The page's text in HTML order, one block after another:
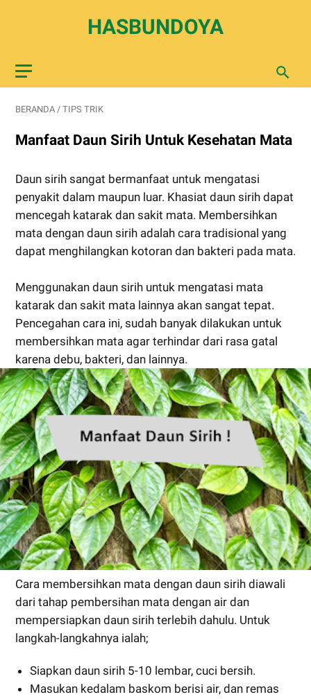
HASBUNDOYA
BERANDA / TIPS TRIK
Manfaat Daun Sirih Untuk Kesehatan Mata
Daun sirih sangat bermanfaat untuk mengatasi
penyakit dalam maupun luar. Khasiat daun sirih dapat
mencegah katarak dan sakit mata. Membersihkan
mata dengan daun sirih adalah cara tradisional yang
dapat menghilangkan kotoran dan bakteri pada mata.
Menggunakan daun sirih untuk mengatasi mata
katarak dan sakit mata lainnya akan sangat tepat.
Pencegahan cara ini, sudah banyak dilakukan untuk
membersihkan mata agar terhindar dari rasa gatal
karena debu, bakteri, dan lainnya.
Cara membersihkan mata dengan daun sirih diawali
dari tahap pembersihan mata dengan air dan
mempersiapkan daun sirih terlebih dahulu. Untuk
langkah-langkahnya ialah;
Siapkan daun sirih 5-10 lembar, cuci bersih.
Masukan kedalam baskom berisi air, dan remas